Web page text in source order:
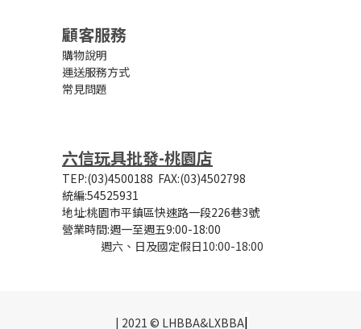
顧客服務
購物說明
運送服務方式
常見問題
六信玩具批發-桃園店
TEP:(03)4500188 FAX:(03)4502798
統編:54525931
地址:桃園市平鎮區快速路一段226巷3號
營業時間:週一至週五9:00-18:00
週六、日及國定假日10:00-18:00
| 2021 © LHBBA&LXBBA|